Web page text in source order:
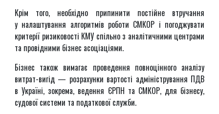
Крім того, необхідно припинити постійне втручання
у налаштування алгоритмів роботи СМКОР і погоджувати
критерії ризиковості КМУ спільно з аналітичними центрами
та провідними бізнес асоціаціями.
Бізнес також вимагає проведення повноцінного аналізу
витрат-вигід — розрахунки вартості адміністрування ПДВ
в Україні, зокрема, ведення ЄРПН та СМКОР, для бізнесу,
судової системи та податкової служби.